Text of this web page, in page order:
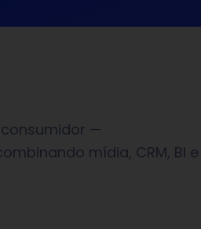
—
mídia, CRM, BI e